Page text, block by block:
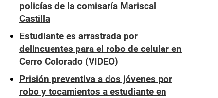
policías de la comisaría Mariscal
Castilla
Estudiante es arrastrada por
delincuentes para el robo de celular en
Cerro Colorado (VIDEO)
Prisión preventiva a dos jóvenes por
robo y tocamientos a estudiante en